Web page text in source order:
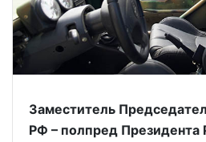
Заместитель
РФ – полпред